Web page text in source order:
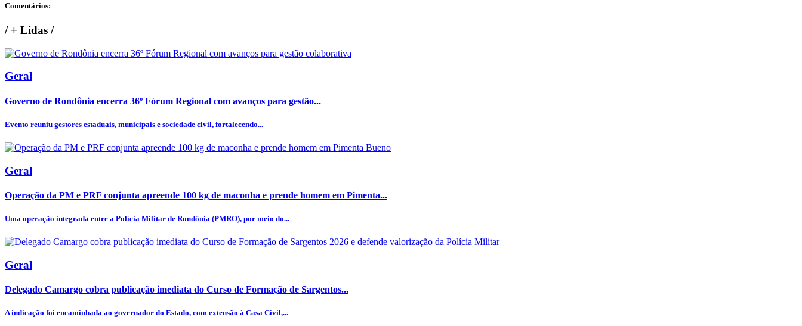
Comentários:
/+ Lidas /
Geral
Governo de Rondônia encerra 36º Fórum Regional com avanços para gestão...
Evento reuniu gestores estaduais, municipais e sociedade civil, fortalecendo...
Geral
Operação da PM e PRF conjunta apreende 100 kg de maconha e prende homem em Pimenta...
Uma operação integrada entre a Polícia Militar de Rondônia (PMRO), por meio do...
Geral
Delegado Camargo cobra publicação imediata do Curso de Formação de Sargentos...
A indicação foi encaminhada ao governador do Estado, com extensão à Casa Civil,...